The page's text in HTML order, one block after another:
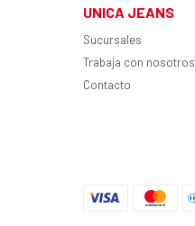
UNICA JEANS
Sucursales
Trabaja con nosotros
Contacto